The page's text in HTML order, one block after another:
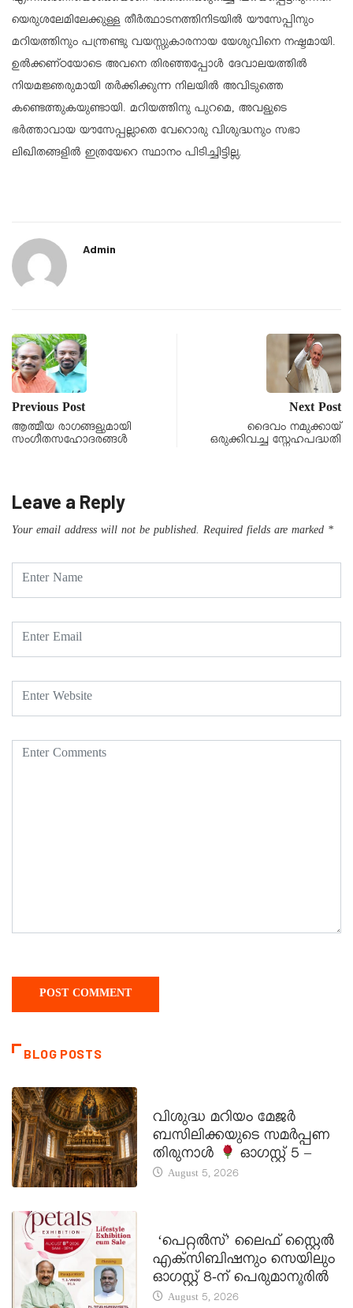
യെരുശലേമിലേക്കുള്ള തീര്‍ത്ഥാടനത്തിനിടയില്‍ യൗസേപ്പിനും
മറിയത്തിനും പന്ത്രണ്ടു വയസ്സുകാരനായ യേശുവിനെ നഷ്ടമായി.
ഉല്‍ക്കണ്ഠയോടെ അവനെ തിരഞ്ഞപ്പോള്‍ ദേവാലയത്തില്‍
നിയമജ്ഞരുമായി തര്‍ക്കിക്കുന്ന നിലയില്‍ അവിടുത്തെ
കണ്ടെത്തുകയുണ്ടായി. മറിയത്തിനു പുറമെ, അവളുടെ
ഭര്‍ത്താവായ യൗസേപ്പല്ലാതെ വേറൊരു വിശുദ്ധനും സഭാ
ലിഖിതങ്ങളില്‍ ഇത്രയേറെ സ്ഥാനം പിടിച്ചിട്ടില്ല.
Admin
Previous Post
ആത്മീയ രാഗങ്ങളുമായി
സംഗീതസഹോദരങ്ങള്‍
Next Post
ദൈവം നമുക്കായ്
ഒരുക്കിവച്ച സ്നേഹപദ്ധതി
Leave a Reply
Your email address will not be published. Required fields are marked *
BLOG POSTS
വിശുദ്ധ മറിയം മേജർ
ബസിലിക്കയുടെ സമർപ്പണ
തിരുനാൾ
ഓഗസ്റ്റ് 5 –
August 5, 2026
‘പെറ്റൽസ്’ ലൈഫ് സ്റ്റൈൽ
എക്സിബിഷനും സെയിലും
ഓഗസ്റ്റ് 8-ന് പെരുമാനൂരിൽ
August 5, 2026